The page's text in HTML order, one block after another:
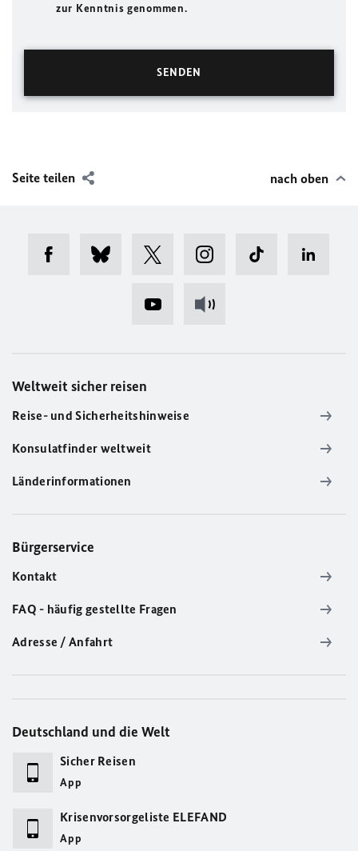
zur Kenntnis genommen.
Seite teilen nach oben
Weltweit sicher reisen
Reise- und Sicherheitshinweise
Konsulatfinder weltweit
Länderinformationen
Bürgerservice
Kontakt
FAQ - häufig gestellte Fragen
Adresse / Anfahrt
Deutschland und die Welt
Sicher Reisen
App
Krisenvorsorgeliste ELEFAND
App